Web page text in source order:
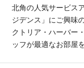
北角の人気サービス
ジデンス」にご興味
クトリア・ハーバー
ッフが最適なお部屋